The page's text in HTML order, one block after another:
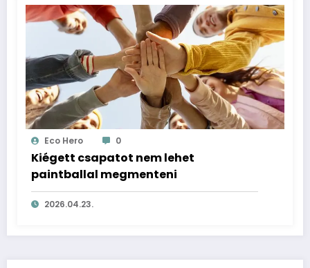
Eco Hero 0
Kiégett csapatot nem lehet
paintballal megmenteni
2026.04.23.